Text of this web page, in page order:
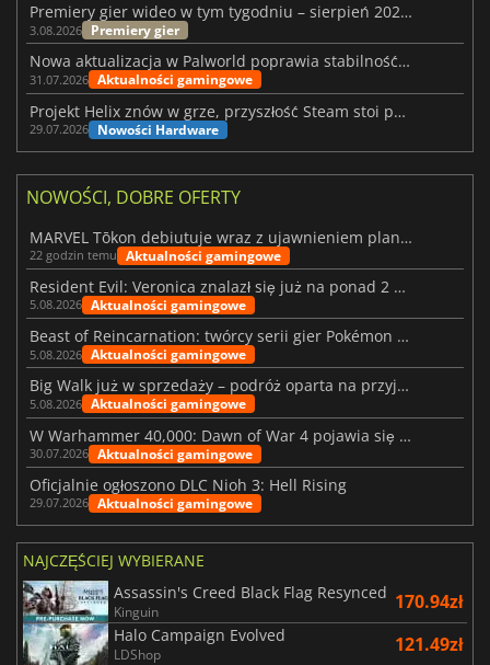
Premiery gier wideo w tym tygodniu – sierpień 2026 r. (32. tydzień)
3.08.2026 Premiery gier
Nowa aktualizacja w Palworld poprawia stabilność Sunreach i walk z bossami
31.07.2026 Aktualności gamingowe
Projekt Helix znów w grze, przyszłość Steam stoi pod znakiem zapytania
29.07.2026 Nowości Hardware
NOWOŚCI, DOBRE OFERTY
MARVEL Tōkon debiutuje wraz z ujawnieniem planu rozwoju na pierwszy rok
22 godzin temu Aktualności gamingowe
Resident Evil: Veronica znalazł się już na ponad 2 milionach list życzeń
5.08.2026 Aktualności gamingowe
Beast of Reincarnation: twórcy serii gier Pokémon wkraczają na nową ścieżkę
5.08.2026 Aktualności gamingowe
Big Walk już w sprzedaży – podróż oparta na przyjaźni
5.08.2026 Aktualności gamingowe
W Warhammer 40,000: Dawn of War 4 pojawia się frakcja Nekronów
30.07.2026 Aktualności gamingowe
Oficjalnie ogłoszono DLC Nioh 3: Hell Rising
29.07.2026 Aktualności gamingowe
NAJCZĘŚCIEJ WYBIERANE
Assassin's Creed Black Flag Resynced
Kinguin 170.94zł
Halo Campaign Evolved
LDShop 121.49zł